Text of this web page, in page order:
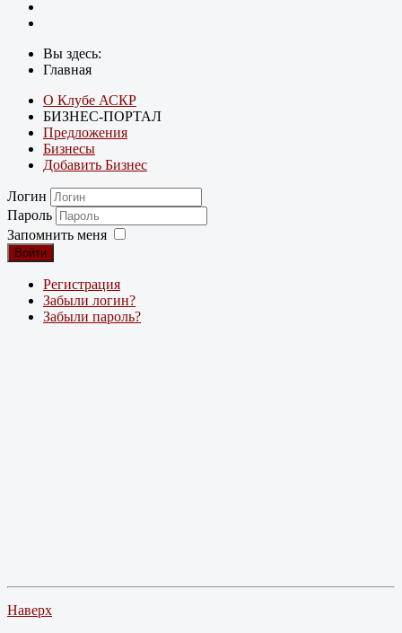
Вы здесь:
Главная
О Клубе АСКР
БИЗНЕС-ПОРТАЛ
Предложения
Бизнесы
Добавить Бизнес
Логин
Пароль
Запомнить меня
Войти
Регистрация
Забыли логин?
Забыли пароль?
Наверх